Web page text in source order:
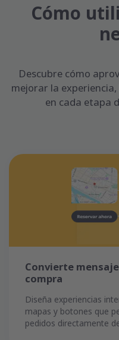
Cómo
Descubre cómo
mejorar la
en cada etapa
Convierte
compra
Diseña experiencias
mapas y botones que
pedidos directamente